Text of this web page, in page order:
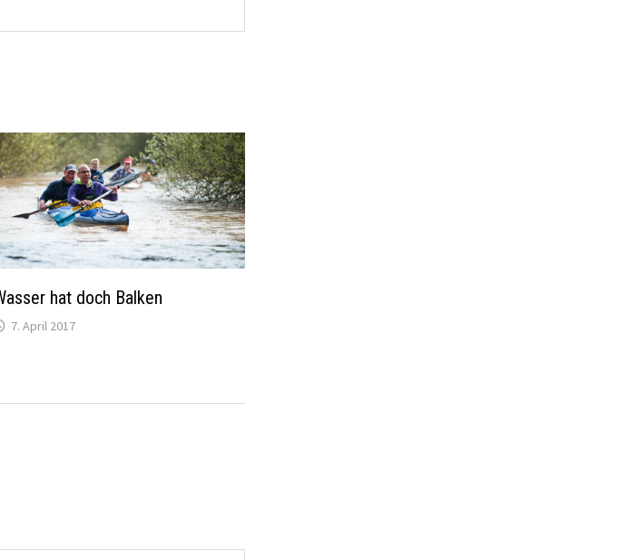
hat doch Balken
7. April 2017